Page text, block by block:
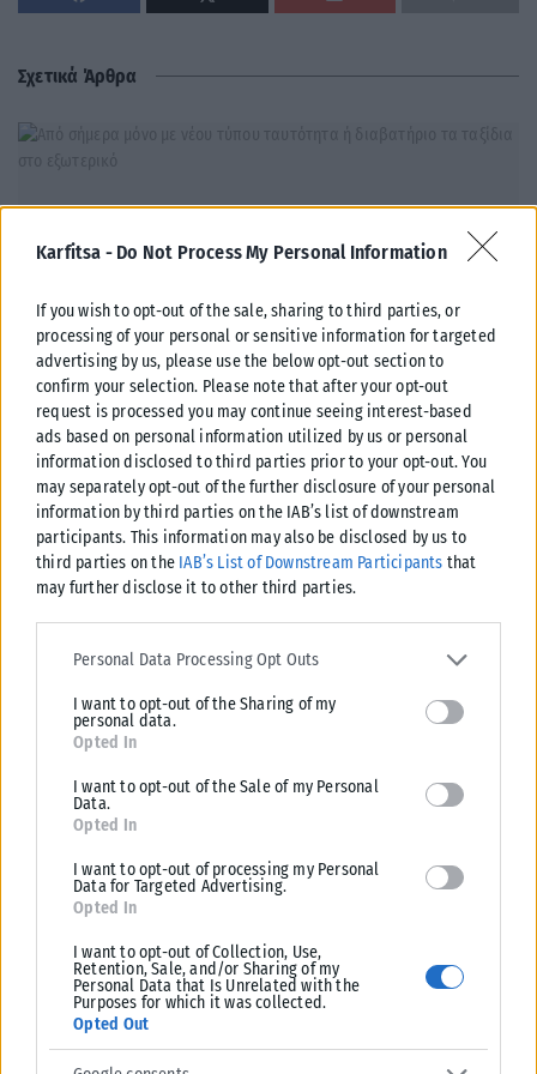
Karfitsa - Do Not Process My Personal Information
If you wish to opt-out of the sale, sharing to third parties, or
processing of your personal or sensitive information for targeted
advertising by us, please use the below opt-out section to
confirm your selection. Please note that after your opt-out
request is processed you may continue seeing interest-based
ads based on personal information utilized by us or personal
information disclosed to third parties prior to your opt-out. You
may separately opt-out of the further disclosure of your personal
information by third parties on the IAB’s list of downstream
participants. This information may also be disclosed by us to
third parties on the IAB’s List of Downstream Participants that
may further disclose it to other third parties.
Please note that this website/app uses one or more Google
services and may gather and store information including but not
deny consent to Google and its third-party tags to use your data
for below specified purposes in below Google consent section.
Personal Data Processing Opt Outs
I want to opt-out of the Sharing of my
personal data.
Opted In
I want to opt-out of the Sale of my Personal
Data.
Opted In
I want to opt-out of processing my Personal
Data for Targeted Advertising.
Opted In
I want to opt-out of Collection, Use,
Retention, Sale, and/or Sharing of my
Personal Data that Is Unrelated with the
Purposes for which it was collected.
Opted Out
Σχετικά Άρθρα
ΕΛΛΆΔΑ
Από σήμερα μόνο με νέου τύπου ταυτότητα ή διαβατήριο τα
ταξίδια στο εξωτερικό
Από σήμερα, 3 Αυγούστου, οι παλαιού τύπου «μπλε» αστυνομικές
ταυτότητες παύουν να ισχύουν ως ταξιδιωτικά έγγραφα για το
ΑΝΑΡΤΉΘΗΚΕ ΑΠΌ KARFITSANEWS 03/08/2026
ΕΛΛΆΔΑ